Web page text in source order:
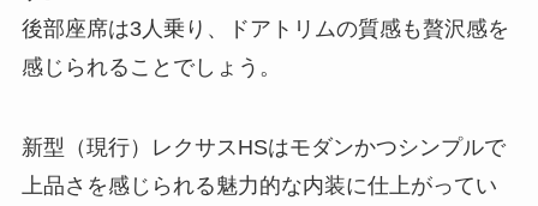
後部座席は3人乗り、ドアトリムの質感も贅沢感を
感じられることでしょう。
新型（現行）レクサスHSはモダンかつシンプルで
上品さを感じられる魅力的な内装に仕上がってい